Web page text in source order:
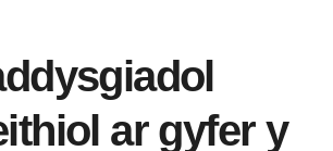
ar gyfer y